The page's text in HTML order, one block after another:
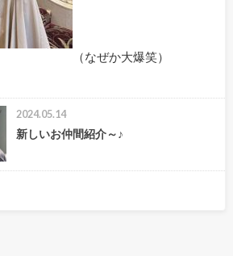
（なぜか大爆笑）
2024.05.14
新しいお仲間紹介～♪